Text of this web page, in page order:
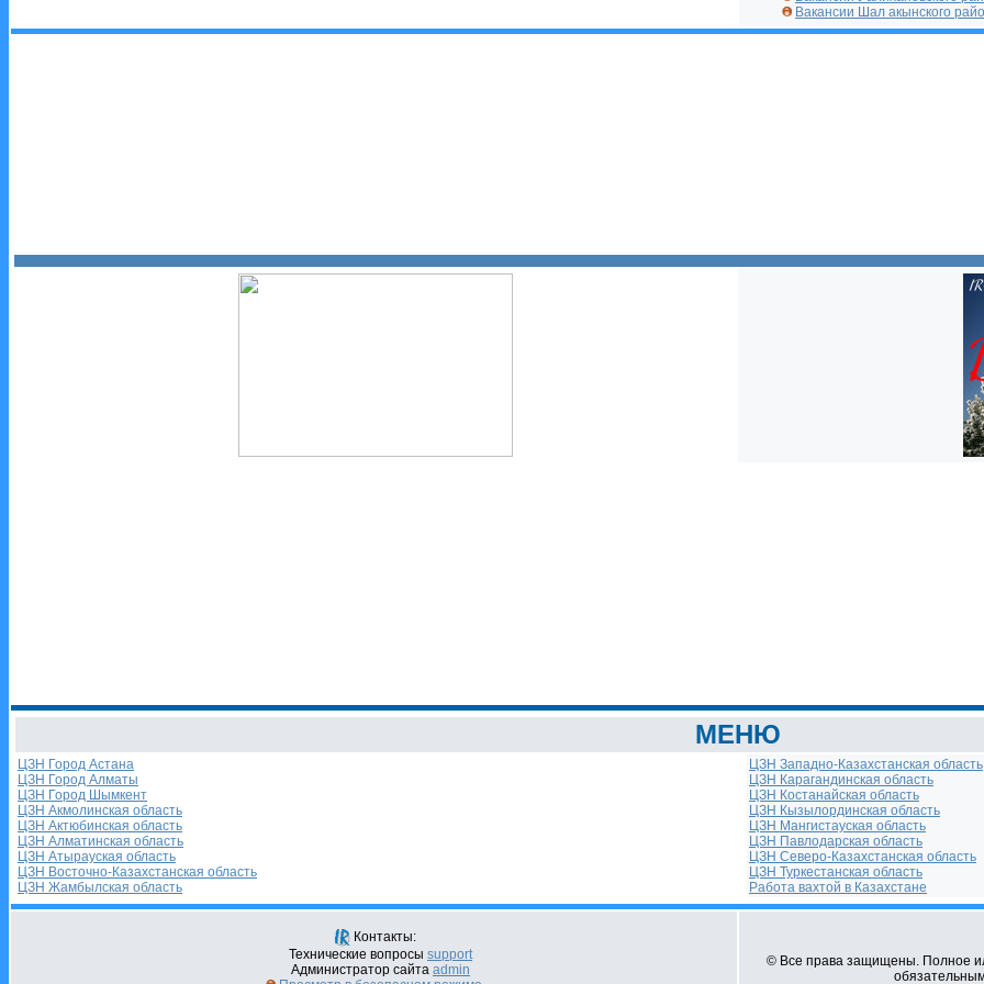
Вакансии Шал акынского
МЕНЮ
ЦЗН Город Астана
ЦЗН Город Алматы
ЦЗН Город Шымкент
ЦЗН Акмолинская область
ЦЗН Актюбинская область
ЦЗН Алматинская область
ЦЗН Атырауская область
ЦЗН Восточно-Казахстанская область
ЦЗН Жамбылская область
ЦЗН Западно-Казахстанская область
ЦЗН Карагандинская область
ЦЗН Костанайская область
ЦЗН Кызылординская область
ЦЗН Мангистауская область
ЦЗН Павлодарская область
ЦЗН Северо-Казахстанская область
ЦЗН Туркестанская область
Работа вахтой в Казахстане
Контакты:
Технические вопросы support
Администратор сайта admin
© Все права защищены. Полное